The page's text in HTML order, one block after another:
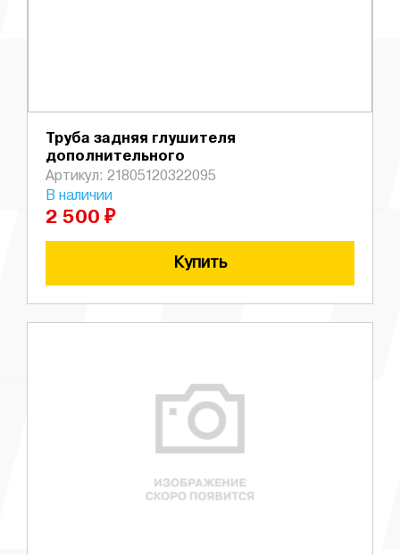
Труба задняя глушителя
дополнительного
Артикул: 21805120322095
В наличии
2 500 ₽
Купить